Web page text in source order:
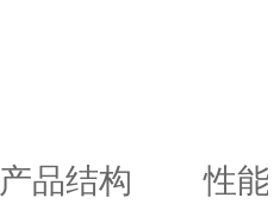
产品结构 性能